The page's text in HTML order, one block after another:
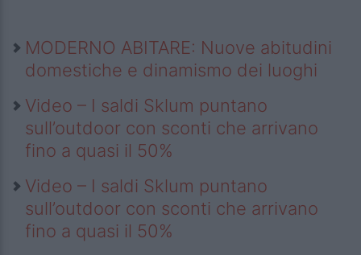
MODERNO ABITARE: Nuove abitudini
domestiche e dinamismo dei luoghi
Video – I saldi Sklum puntano
sull’outdoor con sconti che arrivano
fino a quasi il 50%
Video – I saldi Sklum puntano
sull’outdoor con sconti che arrivano
fino a quasi il 50%